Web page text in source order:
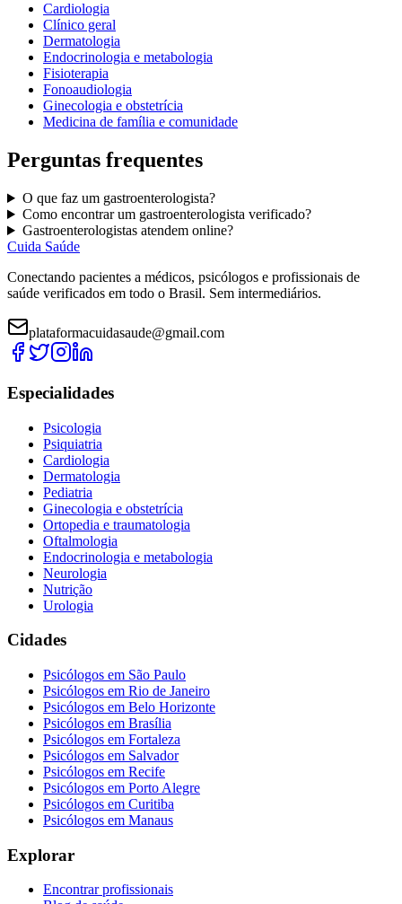
Cardiologia
Clínico geral
Dermatologia
Endocrinologia e metabologia
Fisioterapia
Fonoaudiologia
Ginecologia e obstetrícia
Medicina de família e comunidade
Perguntas frequentes
O que faz um gastroenterologista?
Como encontrar um gastroenterologista verificado?
Gastroenterologistasatendem online?
Cuida Saúde
Conectando pacientes a médicos, psicólogos e profissionais de
saúde verificados em todo o Brasil. Sem intermediários.
plataformacuidasaude@gmail.com
Especialidades
Psicologia
Psiquiatria
Cardiologia
Dermatologia
Pediatria
Ginecologia e obstetrícia
Ortopedia e traumatologia
Oftalmologia
Endocrinologia e metabologia
Neurologia
Nutrição
Urologia
Cidades
Psicólogos em São Paulo
Psicólogos em Rio de Janeiro
Psicólogos em Belo Horizonte
Psicólogos em Brasília
Psicólogos em Fortaleza
Psicólogos em Salvador
Psicólogos em Recife
Psicólogos em Porto Alegre
Psicólogos em Curitiba
Psicólogos em Manaus
Explorar
Encontrar profissionais